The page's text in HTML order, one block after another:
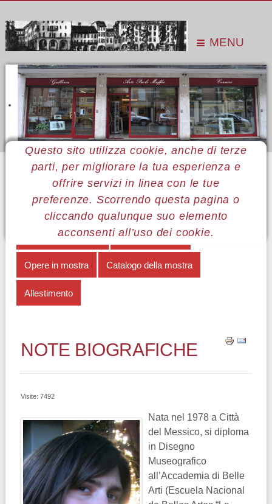
MENU
Questo sito utilizza cookie, anche di terze
parti, per migliorare la tua esperienza e
offrire servizi in linea con le tue
preferenze. Scorrendo questa pagina o
cliccando qualunque suo elemento
acconsenti all’uso dei cookie.
Sei qui: Home Le mostre
Mostre 2014
Anna Paola Gorozpe
Note biografiche
MENÙ ANNA PAOLA GOROZPE
La vita è una favola Note biografiche
Opere in mostra Catalogo della mostra
Allestimento
NOTE BIOGRAFICHE
Visite: 7492
Nata nel 1978 a Città
del Messico, si diploma
in Disegno
Museografico
all’Accademia di Belle
Arti (Escuela Nacional